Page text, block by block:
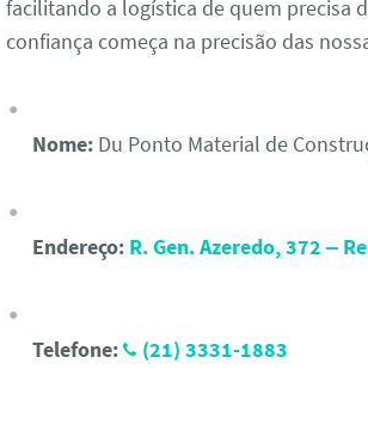
facilitando a logística de quem precisa
confiança começa na precisão das
Nome:Du Ponto Material de
Endereço: R. Gen. Azeredo, 372 –
Telefone: (21) 3331-1883